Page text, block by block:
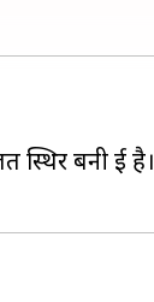
बनी हुई है।